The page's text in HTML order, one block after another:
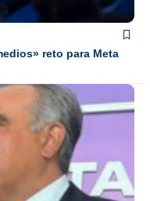
reto para Meta